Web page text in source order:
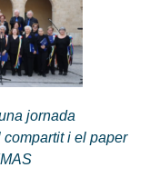
jornada
i el paper